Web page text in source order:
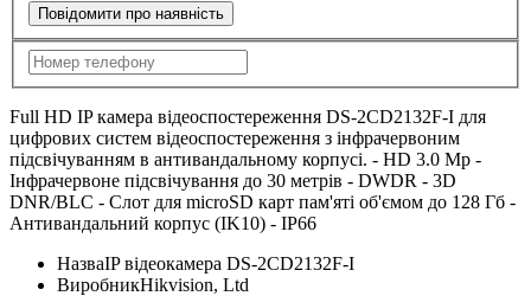
Повідомити про наявність
Full HD IP камера відеоспостереження DS-2CD2132F-I для
цифрових систем відеоспостереження з інфрачервоним
підсвічуванням в антивандальному корпусі. - HD 3.0 Mp -
Інфрачервоне підсвічування до 30 метрів - DWDR - 3D
DNR/BLC - Слот для microSD карт пам'яті об'ємом до 128 Гб -
Антивандальний корпус (IK10) - IP66
НазваIP відеокамера DS-2CD2132F-I
ВиробникHikvision, Ltd